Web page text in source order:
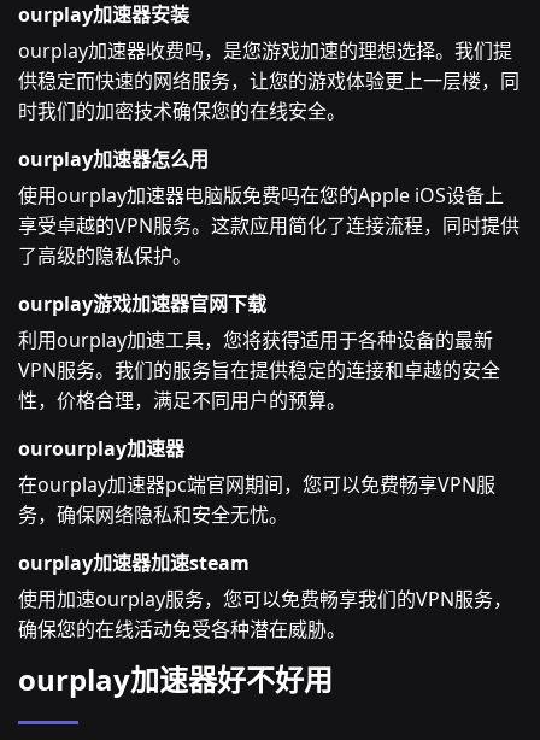
ourplay加速器安装
ourplay加速器收费吗，是您游戏加速的理想选择。我们提
供稳定而快速的网络服务，让您的游戏体验更上一层楼，同
时我们的加密技术确保您的在线安全。
ourplay加速器怎么用
使用ourplay加速器电脑版免费吗在您的Apple iOS设备上
享受卓越的VPN服务。这款应用简化了连接流程，同时提供
了高级的隐私保护。
ourplay游戏加速器官网下载
利用ourplay加速工具，您将获得适用于各种设备的最新
VPN服务。我们的服务旨在提供稳定的连接和卓越的安全
性，价格合理，满足不同用户的预算。
ourourplay加速器
在ourplay加速器pc端官网期间，您可以免费畅享VPN服
务，确保网络隐私和安全无忧。
ourplay加速器加速steam
使用加速ourplay服务，您可以免费畅享我们的VPN服务，
确保您的在线活动免受各种潜在威胁。
ourplay加速器好不好用